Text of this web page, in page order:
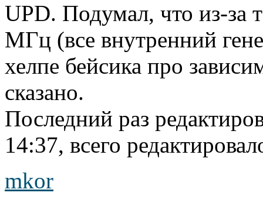
UPD. Подумал, что из-за
МГц (все внутренний
хелпе бейсика про
сказано.
Последний раз
14:37, всего
mkor